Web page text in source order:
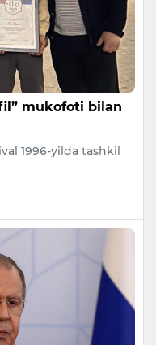
mukofoti bilan
1996-yilda tashkil